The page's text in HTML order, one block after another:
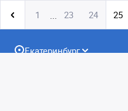
1 ... 23 24 25
Екатеринбург